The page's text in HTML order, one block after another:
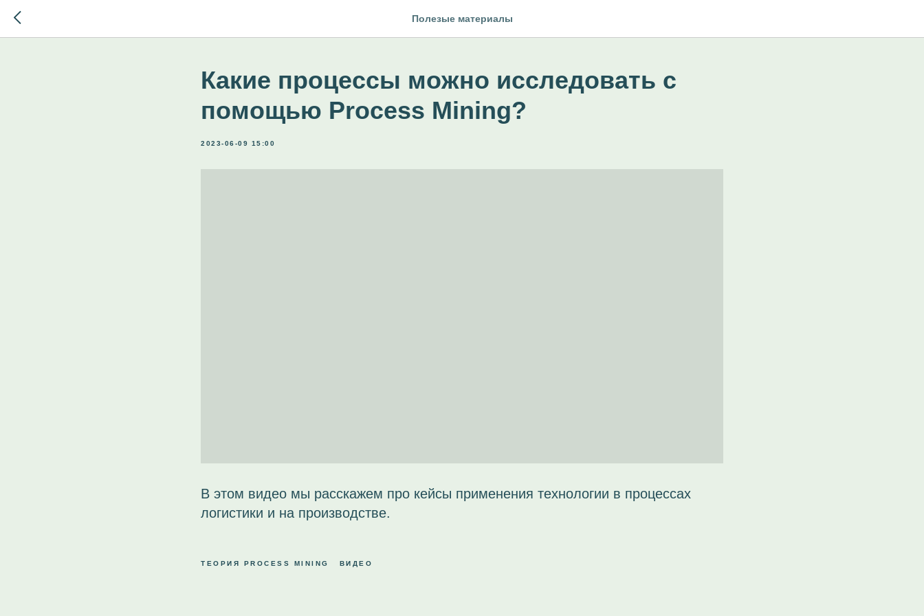
Полезые материалы
Какие процессы можно исследовать с
помощью Process Mining?
2023-06-09 15:00
В этом видео мы расскажем про кейсы применения технологии в процессах
логистики и на производстве.
ТЕОРИЯ PROCESS MINING ВИДЕО